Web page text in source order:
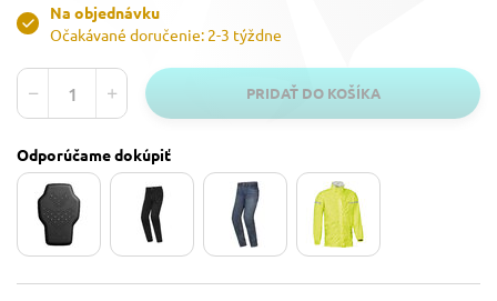
Na objednávku
Očakávané doručenie: 2-3 týždne
PRIDAŤ DO KOŠÍKA
Odporúčame dokúpiť